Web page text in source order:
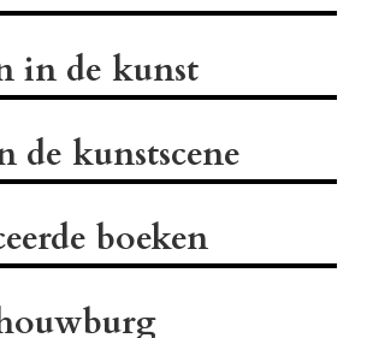
in de kunst
de kunstscene
boeken